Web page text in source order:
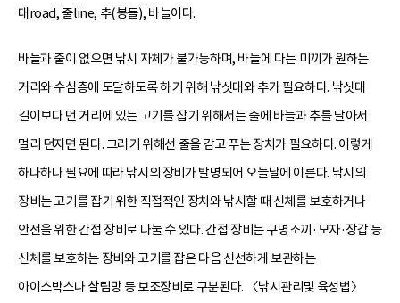
대road, 줄line, 추(봉돌), 바늘이다.
바늘과 줄이 없으면 낚시 자체가 불가능하며, 바늘에 다는 미끼가 원하는
거리와 수심층에 도달하도록 하기 위해 낚싯대와 추가 필요하다. 낚싯대
길이보다 먼 거리에 있는 고기를 잡기 위해서는 줄에 바늘과 추를 달아서
멀리 던지면 된다. 그러기 위해선 줄을 감고 푸는 장치가 필요하다. 이렇게
하나하나 필요에 따라 낚시의 장비가 발명되어 오늘날에 이른다. 낚시의
장비는 고기를 잡기 위한 직접적인 장치와 낚시할 때 신체를 보호하거나
안전을 위한 간접 장비로 나눌 수 있다. 간접 장비는 구명조끼·모자·장갑 등
신체를 보호하는 장비와 고기를 잡은 다음 신선하게 보관하는
아이스박스나 살림망 등 보조장비로 구분된다. 〈낚시관리및 육성법〉